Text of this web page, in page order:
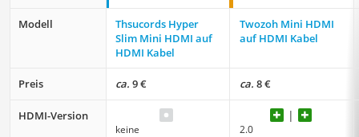
Modell
Thsucords Hyper
Slim Mini HDMI auf
HDMI Kabel
Twozoh Mini HDMI
auf HDMI Kabel
Preis ca. 9 € ca. 8 €
HDMI-Version
keine
2.0